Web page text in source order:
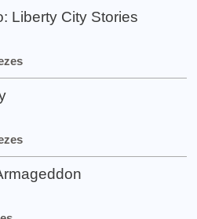
Liberty City Stories